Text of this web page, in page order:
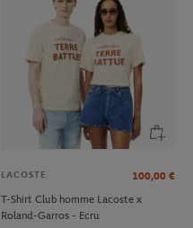
LACOSTE 100,00 €
T-Shirt Club homme Lacoste x
Roland-Garros - Ecru